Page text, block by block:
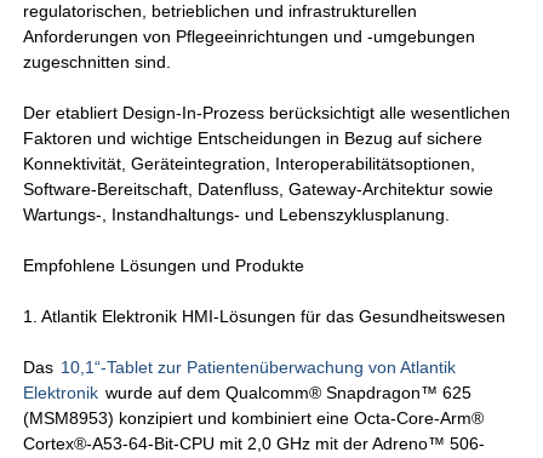
regulatorischen, betrieblichen und infrastrukturellen
Anforderungen von Pflegeeinrichtungen und -umgebungen
zugeschnitten sind.
Der etabliert Design-In-Prozess berücksichtigt alle wesentlichen
Faktoren und wichtige Entscheidungen in Bezug auf sichere
Konnektivität, Geräteintegration, Interoperabilitätsoptionen,
Software-Bereitschaft, Datenfluss, Gateway-Architektur sowie
Wartungs-, Instandhaltungs- und Lebenszyklusplanung.
Empfohlene Lösungen und Produkte
1. Atlantik Elektronik HMI-Lösungen für das Gesundheitswesen
Das 10,1“-Tablet zur Patientenüberwachung von Atlantik
Elektronik wurde auf dem Qualcomm® Snapdragon™ 625
(MSM8953) konzipiert und kombiniert eine Octa-Core-Arm®
Cortex®-A53-64-Bit-CPU mit 2,0 GHz mit der Adreno™ 506-